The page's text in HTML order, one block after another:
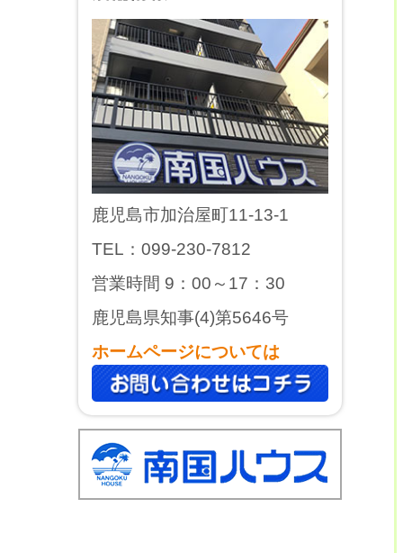
鹿児島市加治屋町11-13-1
TEL：099-230-7812
営業時間 9：00～17：30
鹿児島県知事(4)第5646号
ホームページについては